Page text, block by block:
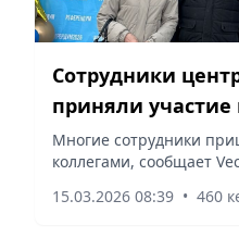
Сотрудники
приняли
Многие сотрудники
коллегами, сообщает
15.03.2026 08:39 • 460